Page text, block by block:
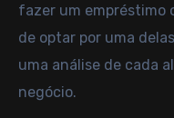
fazer um empréstimo
de optar por uma
uma análise de cada
negócio.